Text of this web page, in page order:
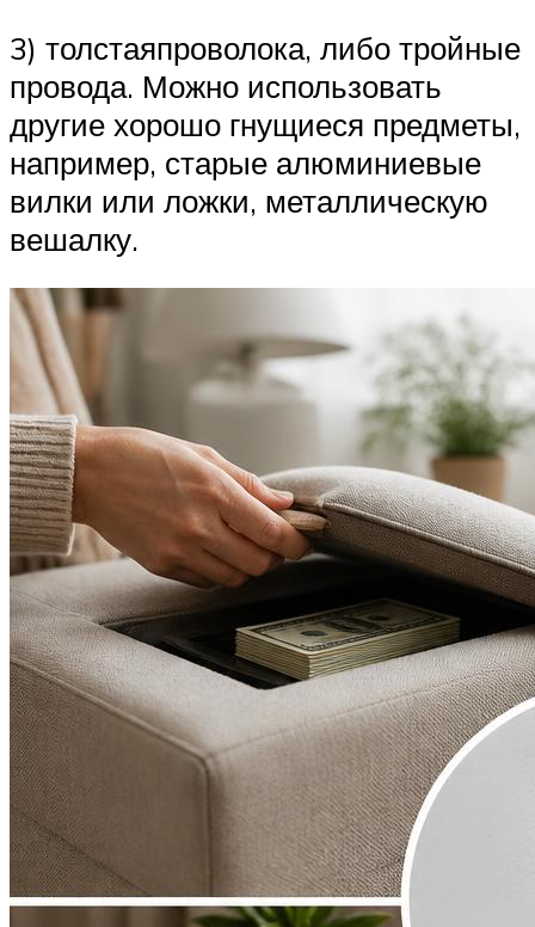
3) толстаяпроволока, либо тройные
провода. Можно использовать
другие хорошо гнущиеся предметы,
например, старые алюминиевые
вилки или ложки, металлическую
вешалку.